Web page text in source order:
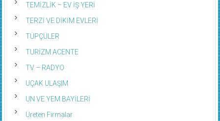
TEMİZLİK – EV İŞ YERİ
TERZİ VE DİKİM EVLERİ
TÜPÇÜLER
TURİZM ACENTE
TV – RADYO
UÇAK ULAŞIM
UN VE YEM BAYİLERİ
Üreten Firmalar